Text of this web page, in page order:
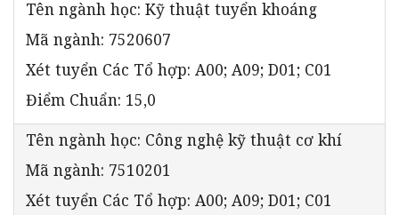
Tên ngành học: Kỹ thuật tuyển khoáng
Mã ngành: 7520607
Xét tuyển Các Tổ hợp: A00; A09; D01; C01
Điểm Chuẩn: 15,0
Tên ngành học: Công nghệ kỹ thuật cơ khí
Mã ngành: 7510201
Xét tuyển Các Tổ hợp: A00; A09; D01; C01